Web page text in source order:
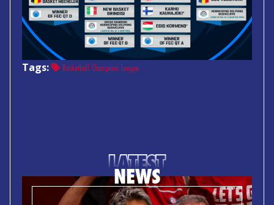
Tags: Basketball Champions League
LATEST
NEWS